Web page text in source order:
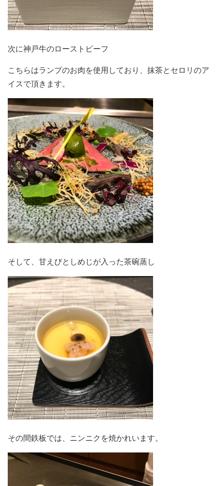
次に神戸牛のローストビーフ
こちらはランプのお肉を使用しており、抹茶とセロリのア
イスで頂きます。
そして、甘えびとしめじが入った茶碗蒸し
その間鉄板では、ニンニクを焼かれいます。